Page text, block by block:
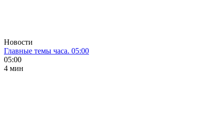
Новости
Главные темы часа. 05:00
05:00
4 мин